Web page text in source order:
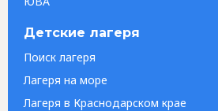
Детские лагеря
Поиск лагеря
Лагеря на море
Лагеря в Краснодарском крае